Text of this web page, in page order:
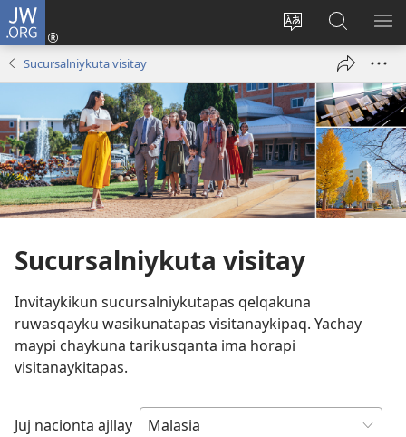
JW.ORG
Direccionpi
Sutiykiwan
jaykuy
nueva
ventana)
JW.ORG
nisqapi
maskhay
Sucursalniykuta visitay
Sucursalniykuta visitay
Invitaykikun sucursalniykutapas qelqakuna
ruwasqayku wasikunatapas visitanaykipaq. Yachay
maypi chaykuna tarikusqanta ima horapi
visitanaykitapas.
Juj nacionta ajllay